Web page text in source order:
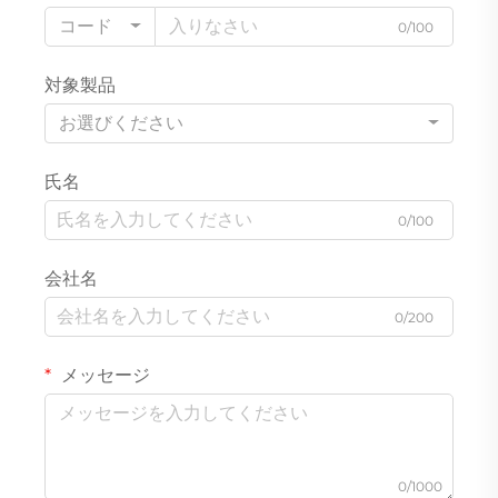
コード
0/100
対象製品
お選びください
氏名
0/100
会社名
0/200
メッセージ
0/1000